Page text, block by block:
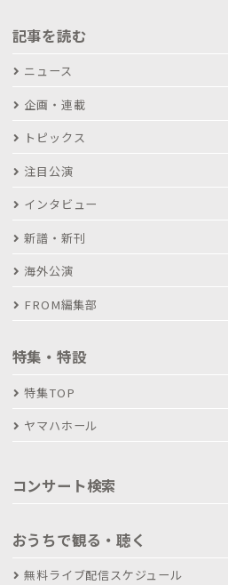
記事を読む
ニュース
企画・連載
トピックス
注目公演
インタビュー
新譜・新刊
海外公演
FROM編集部
特集・特設
特集TOP
ヤマハホール
コンサート検索
おうちで観る・聴く
無料ライブ配信スケジュール